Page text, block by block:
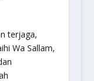
terjaga,
Wa Sallam,